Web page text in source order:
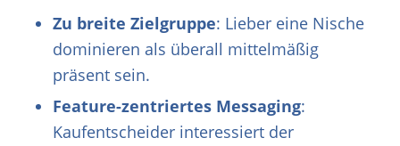
Zu breite Zielgruppe: Lieber eine Nische
dominieren als überall mittelmäßig
präsent sein.
Feature-zentriertes Messaging:
Kaufentscheider interessiert der